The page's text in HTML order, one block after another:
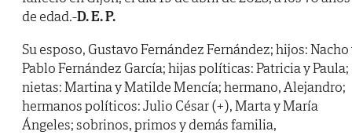
de edad.-D. E. P.
Su esposo, Gustavo Fernández Fernández; hijos: Nacho
Pablo Fernández García; hijas políticas: Patricia y Paula;
nietas: Martina y Matilde Mencía; hermano, Alejandro;
hermanos políticos: Julio César (+), Marta y María
Ángeles; sobrinos, primos y demás familia,